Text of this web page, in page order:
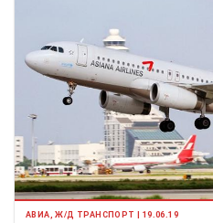
АВИА, Ж/Д ТРАНСПОРТ | 19.06.19